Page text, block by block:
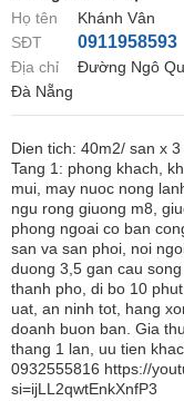
Họ tên
Khánh Vân
SĐT
0911958593
Địa chỉ
Đường Ngô
Đà Nẵng
Dien tich: 40m2/ san x
Tang 1: phong khach,
mui, may nuoc nong
ngu rong giuong m8,
phong ngoai co ban
san va san phoi, noi
duong 3,5 gan cau
thanh pho, di bo 10
uat, an ninh tot, hang
doanh buon ban. Gia
thang 1 lan, uu tien
0932555816 https://
si=ijLL2qwtEnkXnfP3